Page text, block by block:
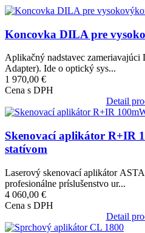
Obrázok
Koncovka DILA pre
Aplikačný nadstavec
Adapter). Ide o optický sys...
1 970,00 €
Cena s DPH
Detail
Obrázok
Skenovací aplikátor R+IR
statívom
Laserový skenovací aplikátor
profesionálne príslušenstvo ur...
4 060,00 €
Cena s DPH
Detail
Obrázok